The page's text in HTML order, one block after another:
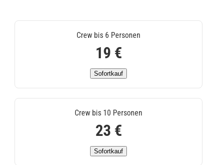
Crew bis 6 Personen
19 €
Sofortkauf
Crew bis 10 Personen
23 €
Sofortkauf